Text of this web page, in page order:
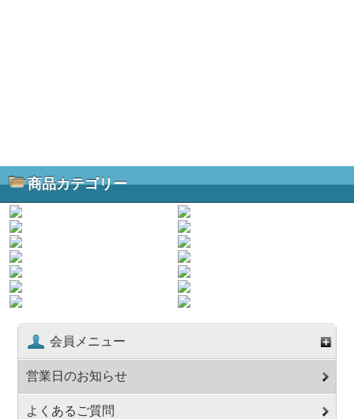
商品カテゴリー
会員メニュー
営業日のお知らせ
よくあるご質問